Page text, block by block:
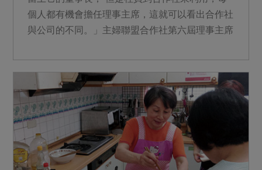
個人都有機會擔任理事主席，這就可以看出合作社
與公司的不同。」主婦聯盟合作社第六屆理事主席